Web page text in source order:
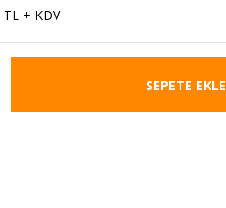
+ KDV
SEPETE EKLE